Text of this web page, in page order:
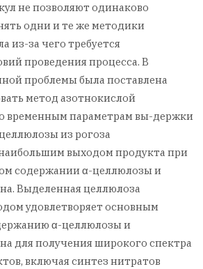
не позволяют одинаково
одни и те же методики
из-за чего требуется
проведения процесса. В
проблемы была поставлена
метод азотнокислой
временным параметрам вы-держки
из рогоза
выходом продукта при
содержании α-целлюлозы и
Выделенная целлюлоза
удовлетворяет основным
α-целлюлозы и
для получения широкого спектра
включая синтез нитратов